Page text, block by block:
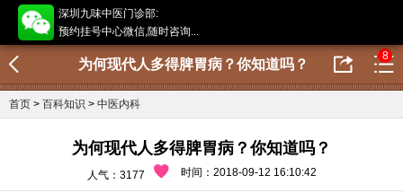
深圳九味中医门诊部:
预约挂号中心微信,随时咨询...
为何现代人多得脾胃病？你知道吗？
8
首页 > 百科知识 > 中医内科
为何现代人多得脾胃病？你知道吗？
人气：3177 时间：2018-09-12 16:10:42